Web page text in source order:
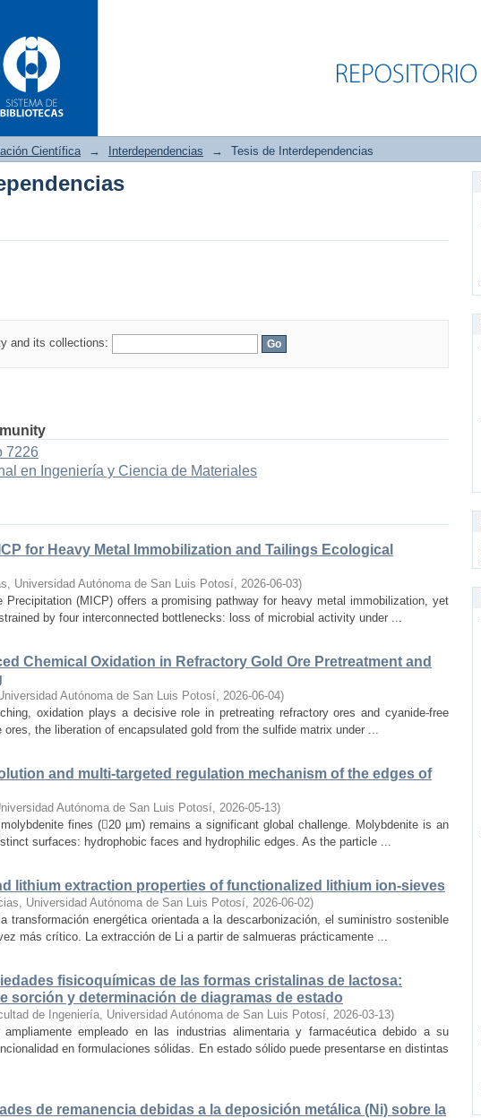
Científica → Interdependencias → Tesis de Interdependencias
and its collections:
7226
en Ingeniería y Ciencia de Materiales
for Heavy Metal Immobilization and Tailings Ecological
Universidad Autónoma de San Luis Potosí, 2026-06-03)
Precipitation (MICP) offers a promising pathway for heavy metal immobilization, yet
by four interconnected bottlenecks: loss of microbial activity under ...
Chemical Oxidation in Refractory Gold Ore Pretreatment and
Autónoma de San Luis Potosí, 2026-06-04)
oxidation plays a decisive role in pretreating refractory ores and cyanide-free
ores, the liberation of encapsulated gold from the sulfide matrix under ...
and multi-targeted regulation mechanism of the edges of
Autónoma de San Luis Potosí, 2026-05-13)
fines (20 μm) remains a significant global challenge. Molybdenite is an
surfaces: hydrophobic faces and hydrophilic edges. As the particle ...
lithium extraction properties of functionalized lithium ion-sieves
Universidad Autónoma de San Luis Potosí, 2026-06-02)
transformación energética orientada a la descarbonización, el suministro sostenible
más crítico. La extracción de Li a partir de salmueras prácticamente ...
fisicoquímicas de las formas cristalinas de lactosa:
sorción y determinación de diagramas de estado
de Ingeniería, Universidad Autónoma de San Luis Potosí, 2026-03-13)
empleado en las industrias alimentaria y farmacéutica debido a su
en formulaciones sólidas. En estado sólido puede presentarse en distintas
de remanencia debidas a la deposición metálica (Ni) sobre la